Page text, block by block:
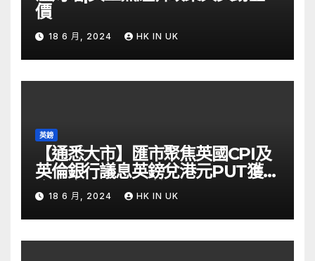
價
18 6 月, 2024 HK IN UK
英鎊
【通悉大市】匯市聚焦英國CPI及
英倫銀行議息英鎊兌港元PUT獲資
金留意 – Now 財經
18 6 月, 2024 HK IN UK